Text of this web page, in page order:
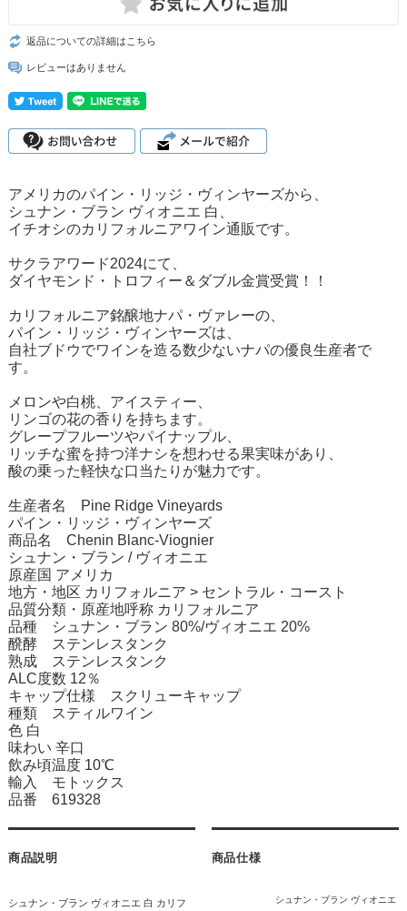
返品についての詳細はこちら
レビューはありません
アメリカのパイン・リッジ・ヴィンヤーズから、
シュナン・ブラン ヴィオニエ 白、
イチオシのカリフォルニアワイン通販です。
サクラアワード2024にて、
ダイヤモンド・トロフィー＆ダブル金賞受賞！！
カリフォルニア銘醸地ナパ・ヴァレーの、
パイン・リッジ・ヴィンヤーズは、
自社ブドウでワインを造る数少ないナパの優良生産者で
す。
メロンや白桃、アイスティー、
リンゴの花の香りを持ちます。
グレープフルーツやパイナップル、
リッチな蜜を持つ洋ナシを想わせる果実味があり、
酸の乗った軽快な口当たりが魅力です。
生産者名 Pine Ridge Vineyards
パイン・リッジ・ヴィンヤーズ
商品名 Chenin Blanc-Viognier
シュナン・ブラン / ヴィオニエ
原産国 アメリカ
地方・地区 カリフォルニア > セントラル・コースト
品質分類・原産地呼称 カリフォルニア
品種 シュナン・ブラン 80%/ヴィオニエ 20%
醗酵 ステンレスタンク
熟成 ステンレスタンク
ALC度数 12％
キャップ仕様 スクリューキャップ
種類 スティルワイン
色 白
味わい 辛口
飲み頃温度 10℃
輸入 モトックス
品番 619328
商品説明
シュナン・ブラン ヴィオニエ 白 カリフ
商品仕様
シュナン・ブラン ヴィオニエ